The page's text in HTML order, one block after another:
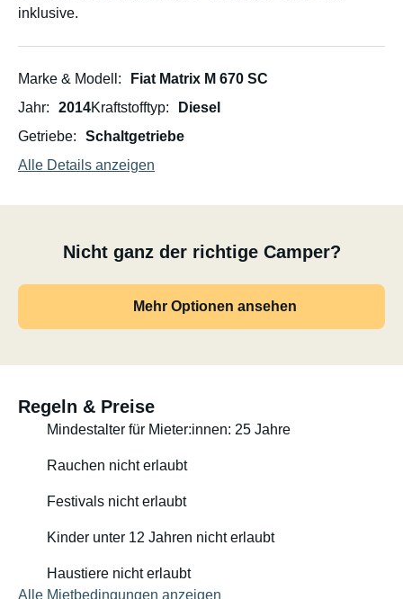
inklusive.
Marke & Modell
Fiat Matrix M 670 SC
Jahr
2014Kraftstofftyp
Diesel
Getriebe
Schaltgetriebe
Alle Details anzeigen
Nicht ganz der richtige Camper?
Mehr Optionen ansehen
Regeln & Preise
Mindestalter für Mieter:innen: 25 Jahre
Rauchen nicht erlaubt
Festivals nicht erlaubt
Kinder unter 12 Jahren nicht erlaubt
Haustiere nicht erlaubt
Alle Mietbedingungen anzeigen